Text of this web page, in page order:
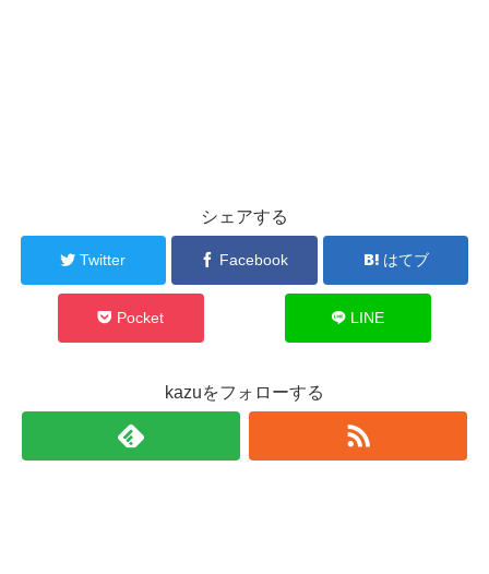
シェアする
Twitter Facebook はてブ
Pocket LINE
kazuをフォローする